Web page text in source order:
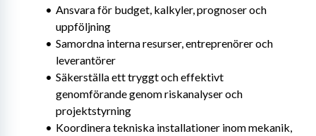
Ansvara för budget, kalkyler, prognoser och
uppföljning
Samordna interna resurser, entreprenörer och
leverantörer
Säkerställa ett tryggt och effektivt
genomförande genom riskanalyser och
projektstyrning
Koordinera tekniska installationer inom mekanik,